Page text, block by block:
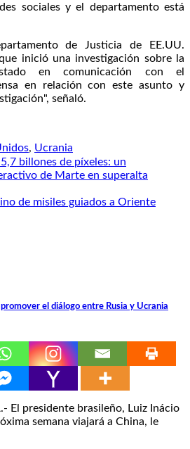
sociales y el departamento está
de Justicia de EE.UU.
inició una investigación sobre la
en comunicación con el
en relación con este asunto y
señaló.
, Ucrania
billones de píxeles: un
de Marte en superalta
de misiles guiados a Oriente
el diálogo entre Rusia y Ucrania
El presidente brasileño, Luiz Inácio
semana viajará a China, le